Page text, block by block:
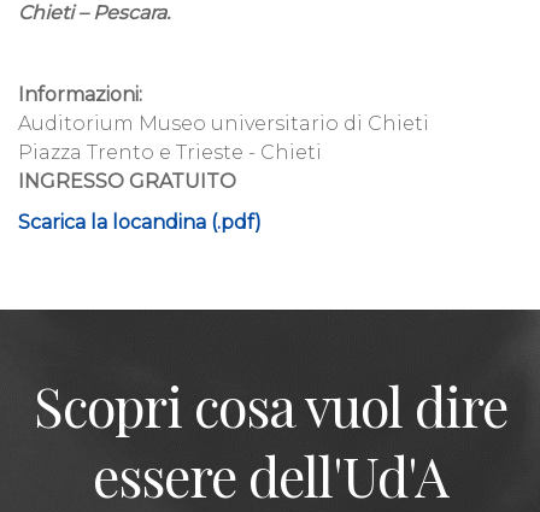
Chieti – Pescara.
Informazioni:
Auditorium Museo universitario di Chieti
Piazza Trento e Trieste - Chieti
INGRESSO GRATUITO
Scarica la locandina (.pdf)
Scopri cosa vuol dire
essere dell'Ud'A